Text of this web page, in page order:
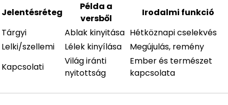
Jelentésréteg
Példa a
versből
Irodalmi funkció
Tárgyi
Ablak kinyitása Hétköznapi cselekvés
Lelki/szellemi
Lélek kinyílása
Megújulás, remény
Kapcsolati
Világ iránti
nyitottság
Ember és természet
kapcsolata